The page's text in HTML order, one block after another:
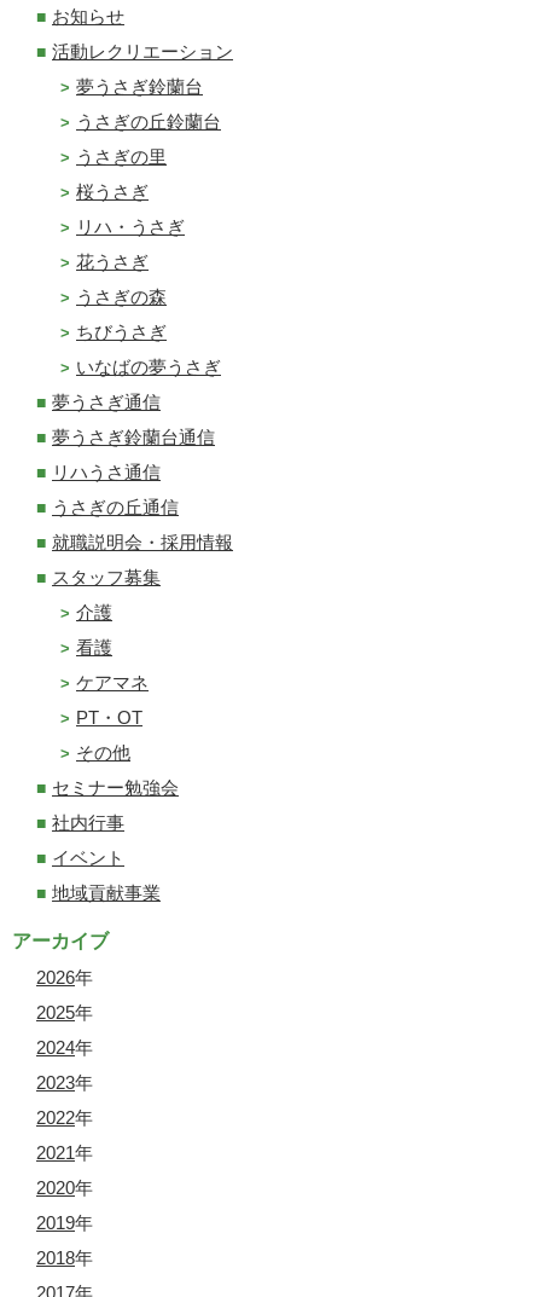
お知らせ
活動レクリエーション
夢うさぎ鈴蘭台
うさぎの丘鈴蘭台
うさぎの里
桜うさぎ
リハ・うさぎ
花うさぎ
うさぎの森
ちびうさぎ
いなばの夢うさぎ
夢うさぎ通信
夢うさぎ鈴蘭台通信
リハうさ通信
うさぎの丘通信
就職説明会・採用情報
スタッフ募集
介護
看護
ケアマネ
PT・OT
その他
セミナー勉強会
社内行事
イベント
地域貢献事業
アーカイブ
2026年
2025年
2024年
2023年
2022年
2021年
2020年
2019年
2018年